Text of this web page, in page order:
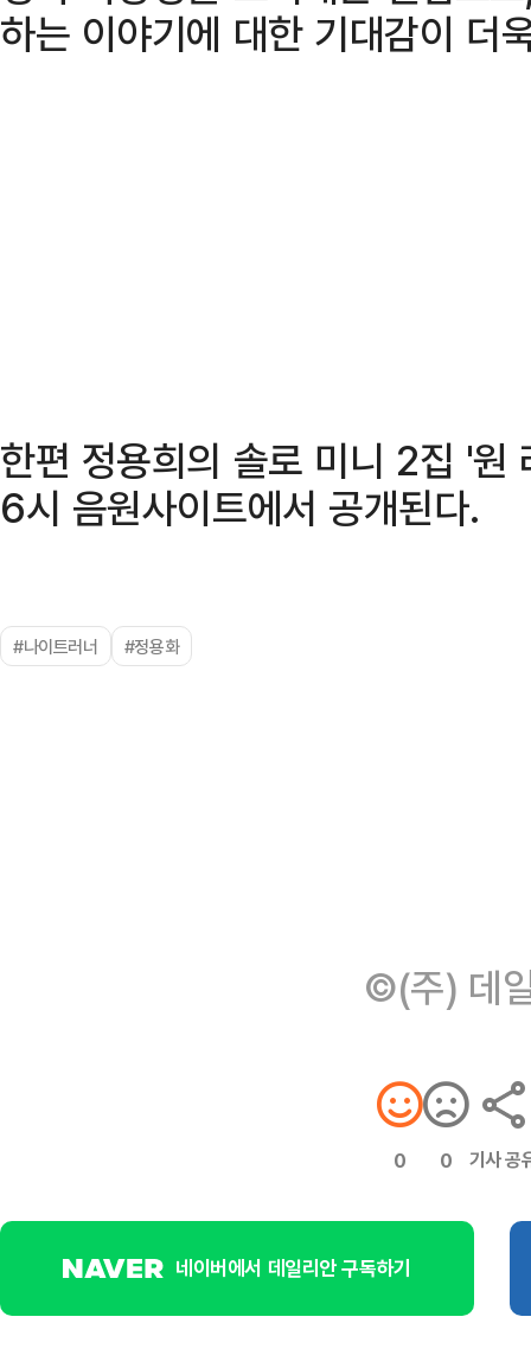
하는 이야기에 대한 기대감이 더
한편 정용희의 솔로 미니 2집 '
6시 음원사이트에서 공개된다.
#나이트러너 #정용화
©(주) 데
0 0 기사 공
네이버에서 데일리안 구독하기